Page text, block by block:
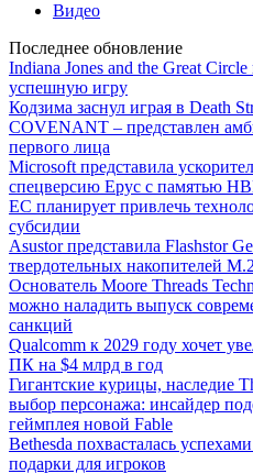
Видео
Последнее обновление
Indiana Jones and the Great
успешную игру
Кодзима заснул играя в Death
COVENANT – представлен
первого лица
Microsoft представила
спецверсию Epyc с памятью
ЕС планирует привлечь
субсидии
Asustor представила Flashstor
твердотельных накопителей M.2
Основатель Moore Threads
можно наладить выпуск
санкций
Qualcomm к 2029 году хочет
ПК на $4 млрд в год
Гигантские курицы, наследие
выбор персонажа: инсайдер
геймплея новой Fable
Bethesda похвасталась
подарки для игроков